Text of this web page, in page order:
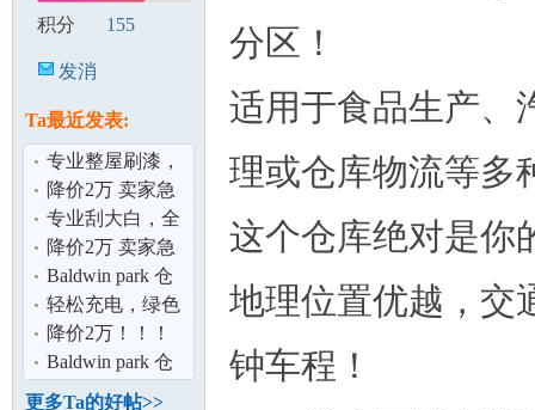
积分 155
发消
Ta最近发表:
专业整屋刷漆，
为您打造完美家
居空间 ！
降价2万 卖家急
售2% 佣金！
专业刮大白，全
面呵护您的家居
环境！！
降价2万 卖家急
售2% 佣金！
Baldwin park 仓
库出租！
轻松充电，绿色
出行！
降价2万！！！
Chino Hills好景
豪宅仅售$132
Baldwin park 仓
库出租！
更多Ta的好帖>>
分区 ！
适用于食品生产、
理或仓库物流等多
这个仓库绝对是你
地理位置优越 ， 交
钟车程！